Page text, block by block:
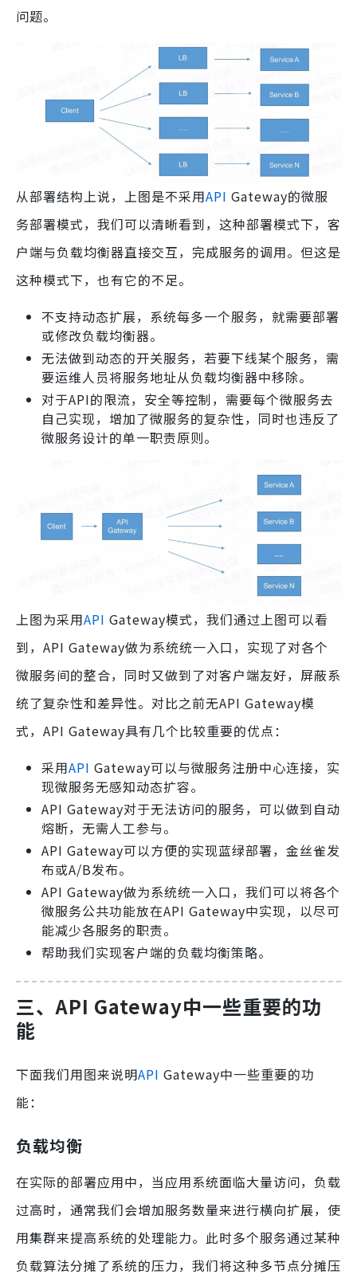
问题。
从部署结构上说，上图是不采用API Gateway的微服
务部署模式，我们可以清晰看到，这种部署模式下，客
户端与负载均衡器直接交互，完成服务的调用。但这是
这种模式下，也有它的不足。
不支持动态扩展，系统每多一个服务，就需要部署
或修改负载均衡器。
无法做到动态的开关服务，若要下线某个服务，需
要运维人员将服务地址从负载均衡器中移除。
对于API的限流，安全等控制，需要每个微服务去
自己实现，增加了微服务的复杂性，同时也违反了
微服务设计的单一职责原则。
上图为采用API Gateway模式，我们通过上图可以看
到，API Gateway做为系统统一入口，实现了对各个
微服务间的整合，同时又做到了对客户端友好，屏蔽系
统了复杂性和差异性。对比之前无API Gateway模
式，API Gateway具有几个比较重要的优点：
采用API Gateway可以与微服务注册中心连接，实
现微服务无感知动态扩容。
API Gateway对于无法访问的服务，可以做到自动
熔断，无需人工参与。
API Gateway可以方便的实现蓝绿部署，金丝雀发
布或A/B发布。
API Gateway做为系统统一入口，我们可以将各个
微服务公共功能放在API Gateway中实现，以尽可
能减少各服务的职责。
帮助我们实现客户端的负载均衡策略。
三、API Gateway中一些重要的功
能
下面我们用图来说明API Gateway中一些重要的功
能：
负载均衡
在实际的部署应用中，当应用系统面临大量访问，负载
过高时，通常我们会增加服务数量来进行横向扩展，使
用集群来提高系统的处理能力。此时多个服务通过某种
负载算法分摊了系统的压力，我们将这种多节点分摊压